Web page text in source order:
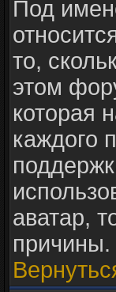
Под
то,
этом
которая
каждого
аватар,
причины.